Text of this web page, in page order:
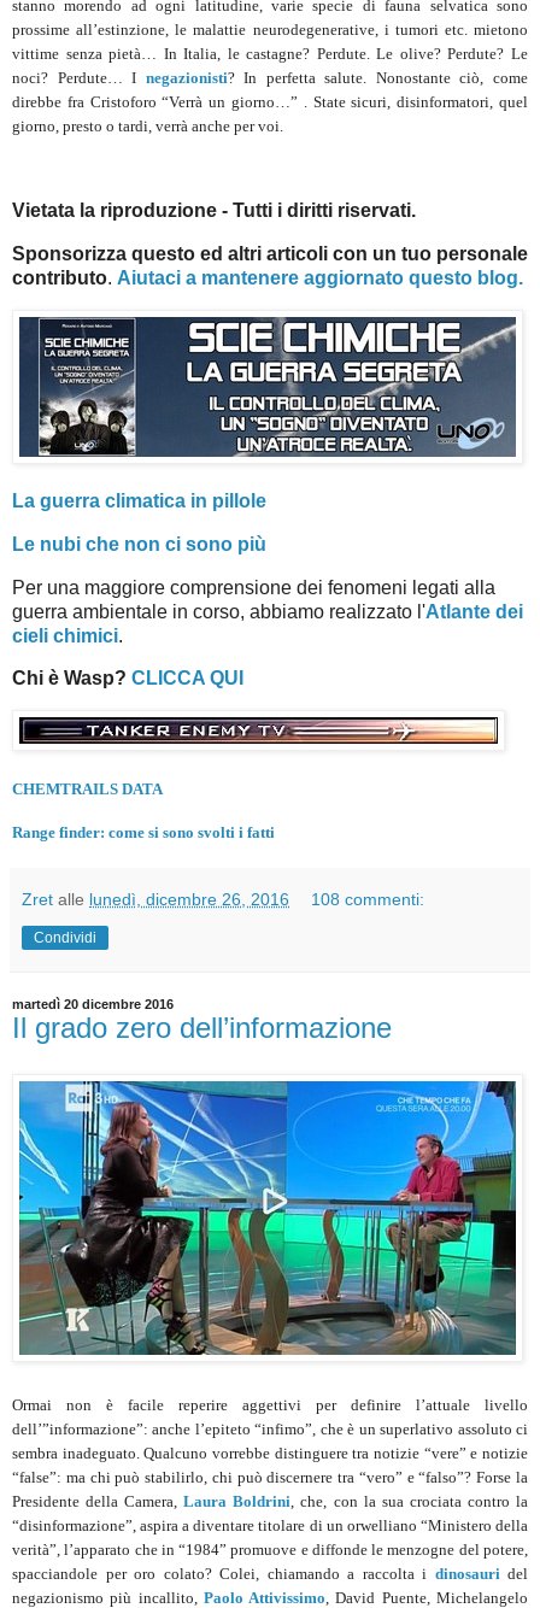
stanno morendo ad ogni latitudine, varie specie di fauna selvatica sono
prossime all’estinzione, le malattie neurodegenerative, i tumori etc. mietono
vittime senza pietà… In Italia, le castagne? Perdute. Le olive? Perdute? Le
noci? Perdute… I negazionisti? In perfetta salute. Nonostante ciò, come
direbbe fra Cristoforo “Verrà un giorno…” . State sicuri, disinformatori, quel
giorno, presto o tardi, verrà anche per voi.
Vietata la riproduzione - Tutti i diritti riservati.
Sponsorizza questo ed altri articoli con un tuo personale
contributo. Aiutaci a mantenere aggiornato questo blog.
La guerra climatica in pillole
Le nubi che non ci sono più
Per una maggiore comprensione dei fenomeni legati alla
guerra ambientale in corso, abbiamo realizzato l'Atlante dei
cieli chimici.
Chi è Wasp? CLICCA QUI
CHEMTRAILS DATA
Range finder: come si sono svolti i fatti
Zret alle lunedì, dicembre 26, 2016 108 commenti:
Condividi
martedì 20 dicembre 2016
Il grado zero dell’informazione
Ormai non è facile reperire aggettivi per definire l’attuale livello
dell’”informazione”: anche l’epiteto “infimo”, che è un superlativo assoluto ci
sembra inadeguato. Qualcuno vorrebbe distinguere tra notizie “vere” e notizie
“false”: ma chi può stabilirlo, chi può discernere tra “vero” e “falso”? Forse la
Presidente della Camera,Laura Boldrini , che, con la sua crociata contro la
“disinformazione”, aspira a diventare titolare di un orwelliano “Ministero della
verità”, l’apparato che in “1984” promuove e diffonde le menzogne del potere,
spacciandole per oro colato? Colei, chiamando a raccolta i dinosauri del
negazionismo più incallito, Paolo Attivissimo , David Puente, Michelangelo